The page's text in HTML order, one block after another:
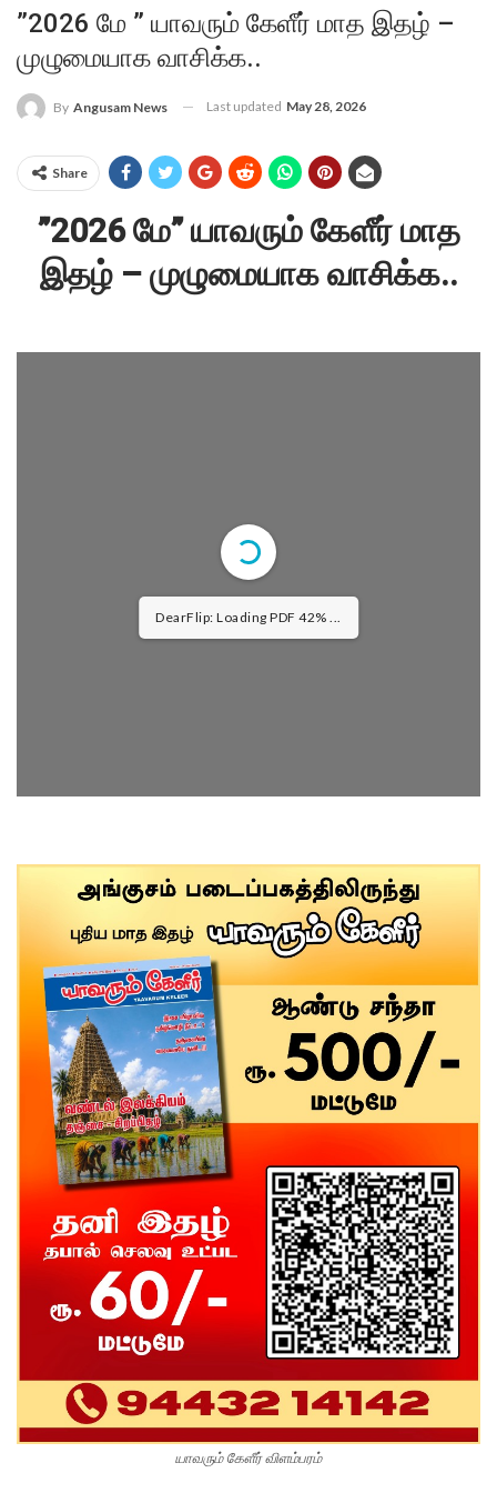
”2026 மே ” யாவரும் கேளீர் மாத இதழ் –
முழுமையாக வாசிக்க..
By Angusam News Last updated May 28, 2026
Share
”2026 மே” யாவரும் கேளீர் மாத
இதழ் – முழுமையாக வாசிக்க..
DearFlip: Loading PDF 63% ...
யாவரும் கேளீர் விளம்பரம்